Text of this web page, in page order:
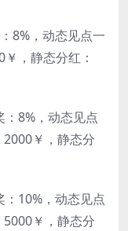
8%，动态见点一
，静态分红：
8%，动态见点
￥，静态分
10%，动态见点
￥，静态分